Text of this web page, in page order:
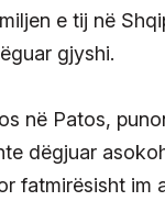
e tij në
gjyshi.
në Patos,
dëgjuar
fatmirësisht im